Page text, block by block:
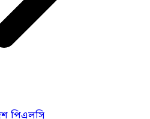
পিএলসি